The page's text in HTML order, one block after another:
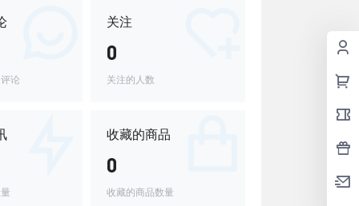
论
关注
0
关注的人数
收藏的商品
0
收藏的商品数量